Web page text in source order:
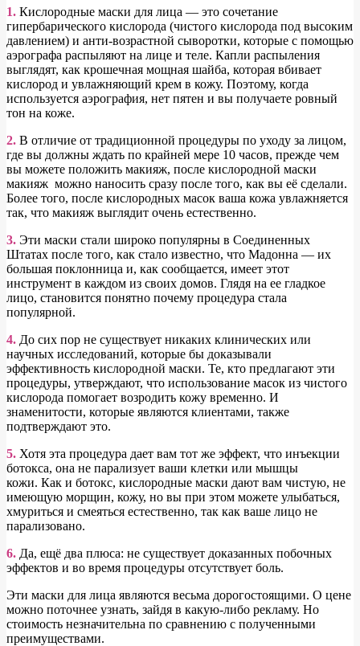
1. Кислородные маски для лица — это сочетание
гипербарического кислорода (чистого кислорода под высоким
давлением) и анти-возрастной сыворотки, которые с помощью
аэрографа распыляют на лице и теле. Капли распыления
выглядят, как крошечная мощная шайба, которая вбивает
кислород и увлажняющий крем в кожу. Поэтому, когда
используется аэрография, нет пятен и вы получаете ровный
тон на коже.
2. В отличие от традиционной процедуры по уходу за лицом,
где вы должны ждать по крайней мере 10 часов, прежде чем
вы можете положить макияж, после кислородной маски
макияж можно наносить сразу после того, как вы её сделали.
Более того, после кислородных масок ваша кожа увлажняется
так, что макияж выглядит очень естественно.
3. Эти маски стали широко популярны в Соединенных
Штатах после того, как стало известно, что Мадонна — их
большая поклонница и, как сообщается, имеет этот
инструмент в каждом из своих домов. Глядя на ее гладкое
лицо, становится понятно почему процедура стала
популярной.
4. До сих пор не существует никаких клинических или
научных исследований, которые бы доказывали
эффективность кислородной маски. Те, кто предлагают эти
процедуры, утверждают, что использование масок из чистого
кислорода помогает возродить кожу временно. И
знаменитости, которые являются клиентами, также
подтверждают это.
5. Хотя эта процедура дает вам тот же эффект, что инъекции
ботокса, она не парализует ваши клетки или мышцы
кожи. Как и ботокс, кислородные маски дают вам чистую, не
имеющую морщин, кожу, но вы при этом можете улыбаться,
хмуриться и смеяться естественно, так как ваше лицо не
парализовано.
6. Да, ещё два плюса: не существует доказанных побочных
эффектов и во время процедуры отсутствует боль.
Эти маски для лица являются весьма дорогостоящими. О цене
можно поточнее узнать, зайдя в какую-либо рекламу. Но
стоимость незначительна по сравнению с полученными
преимуществами.